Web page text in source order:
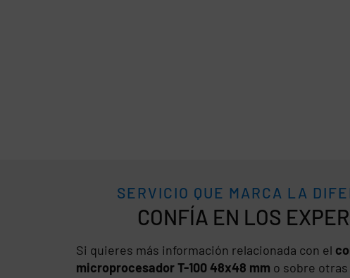
SERVICIO QUE MARCA LA
CONFÍA
Si quieres más información relacionada con el
microprocesador T-100 48x48 mm o sobre